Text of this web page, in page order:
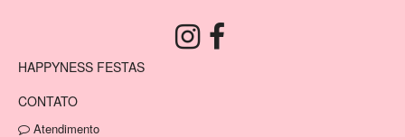
HAPPYNESS FESTAS
CONTATO
Atendimento